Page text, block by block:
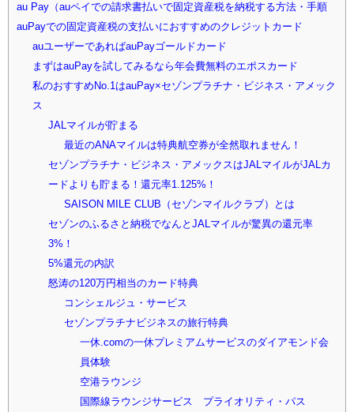
au Pay（auペイでの請求書払いで固定資産税を納税する方法・手順
auPayでの固定資産税の支払いにおすすめのクレジットカード
auユーザーであればauPayゴールドカード
まずはauPayを試してみるなら年会費無料のエポスカード
私のおすすめNo.1はauPay×セゾンプラチナ・ビジネス・アメック
ス
JALマイルが貯まる
最近のANAマイルは特典航空券が全然取れません！
セゾンプラチナ・ビジネス・アメックスはJALマイルがJALカ
ードよりも貯まる！還元率1.125%！
SAISON MILE CLUB（セゾンマイルクラブ）とは
セゾンのふるさと納税でなんとJALマイルが驚異の還元率
3%！
5%還元の内訳
怒涛の120万円相当のカード特典
コンシェルジュ・サービス
セゾンプラチナビジネスの旅行特典
一休.comの一休プレミアムサービスのダイアモンド会
員体験
空港ラウンジ
国際線ラウンジサービス プライオリティ・パス